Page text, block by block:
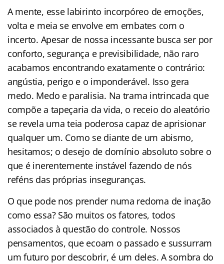
A mente, esse labirinto incorpóreo de emoções,
volta e meia se envolve em embates com o
incerto. Apesar de nossa incessante busca ser por
conforto, segurança e previsibilidade, não raro
acabamos encontrando exatamente o contrário:
angústia, perigo e o imponderável. Isso gera
medo. Medo e paralisia. Na trama intrincada que
compõe a tapeçaria da vida, o receio do aleatório
se revela uma teia poderosa capaz de aprisionar
qualquer um. Como se diante de um abismo,
hesitamos; o desejo de domínio absoluto sobre o
que é inerentemente instável fazendo de nós
reféns das próprias inseguranças.
O que pode nos prender numa redoma de inação
como essa? São muitos os fatores, todos
associados à questão do controle. Nossos
pensamentos, que ecoam o passado e sussurram
um futuro por descobrir, é um deles. A sombra do